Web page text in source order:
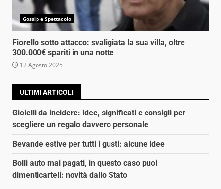
Gossip e Spettacolo
Fiorello sotto attacco: svaligiata la sua villa, oltre
300.000€ spariti in una notte
12 Agosto 2025
ULTIMI ARTICOLI
Gioielli da incidere: idee, significati e consigli per
scegliere un regalo davvero personale
Bevande estive per tutti i gusti: alcune idee
Bolli auto mai pagati, in questo caso puoi
dimenticarteli: novità dallo Stato